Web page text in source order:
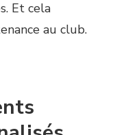
Et cela
au club.